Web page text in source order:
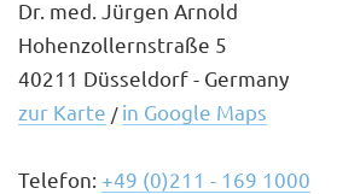
Dr. med. Jürgen Arnold
Hohenzollernstraße 5
40211 Düsseldorf - Germany
zur Karte / in Google Maps
Telefon: +49 (0)211 - 169 1000